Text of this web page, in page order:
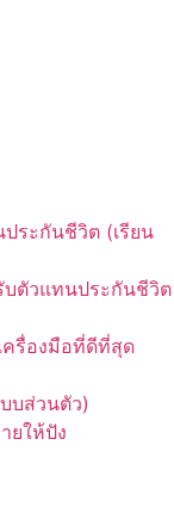
ระกันชีวิต (เรียน
ตัวแทนประกันชีวิต
ครื่องมือที่ดีที่สุด
บส่วนตัว)
ยให้ปัง